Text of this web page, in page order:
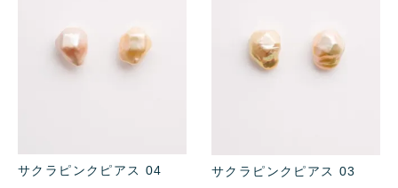
サクラピンクピアス 04 サクラピンクピアス 03